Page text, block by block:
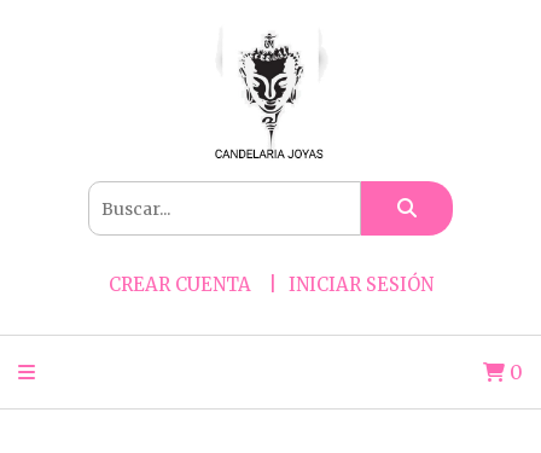
CREAR CUENTA INICIAR SESIÓN
0